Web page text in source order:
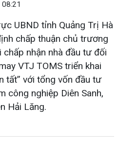
UBND tỉnh Quảng Trị Hà
chấp thuận chủ trương
nhận nhà đầu tư đối
VTJ TOMS triển khai
tất” với tổng vốn đầu tư
công nghiệp Diên Sanh,
Hải Lăng.